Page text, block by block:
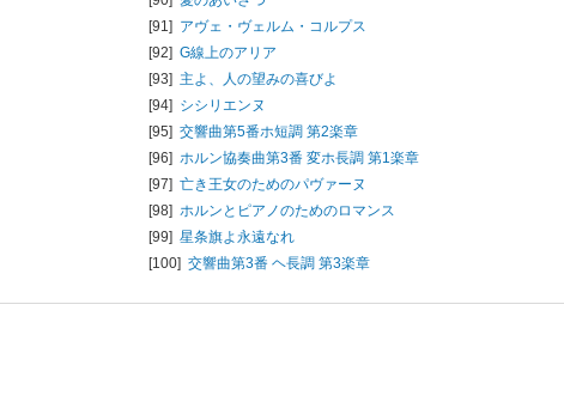
[91] アヴェ・ヴェルム・コルプス
[92] G線上のアリア
[93] 主よ、人の望みの喜びよ
[94] シシリエンヌ
[95] 交響曲第5番ホ短調 第2楽章
[96] ホルン協奏曲第3番 変ホ長調 第1楽章
[97] 亡き王女のためのパヴァーヌ
[98] ホルンとピアノのためのロマンス
[99] 星条旗よ永遠なれ
[100] 交響曲第3番 ヘ長調 第3楽章